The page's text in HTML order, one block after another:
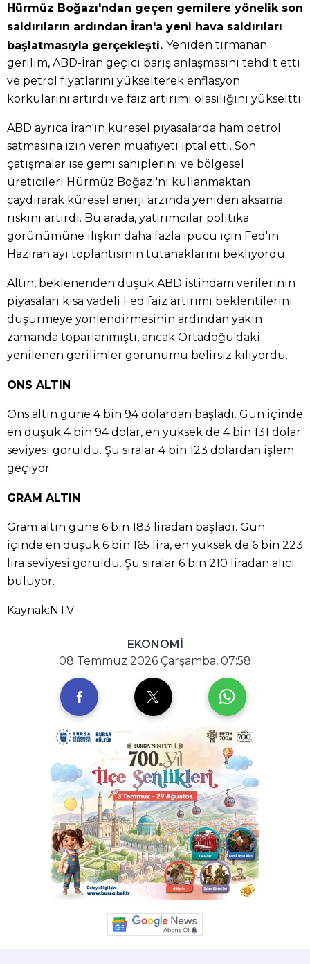
Hürmüz Boğazı'ndan geçen gemilere yönelik son
saldırıların ardından İran'a yeni hava saldırıları
başlatmasıyla gerçekleşti. Yeniden tırmanan
gerilim, ABD-İran geçici barış anlaşmasını tehdit etti
ve petrol fiyatlarını yükselterek enflasyon
korkularını artırdı ve faiz artırımı olasılığını yükseltti.
ABD ayrıca İran'ın küresel piyasalarda ham petrol
satmasına izin veren muafiyeti iptal etti. Son
çatışmalar ise gemi sahiplerini ve bölgesel
üreticileri Hürmüz Boğazı'nı kullanmaktan
caydırarak küresel enerji arzında yeniden aksama
riskini artırdı. Bu arada, yatırımcılar politika
görünümüne ilişkin daha fazla ipucu için Fed'in
Haziran ayı toplantısının tutanaklarını bekliyordu.
Altın, beklenenden düşük ABD istihdam verilerinin
piyasaları kısa vadeli Fed faiz artırımı beklentilerini
düşürmeye yönlendirmesinin ardından yakın
zamanda toparlanmıştı, ancak Ortadoğu'daki
yenilenen gerilimler görünümü belirsiz kılıyordu.
ONS ALTIN
Ons altın güne 4 bin 94 dolardan başladı. Gün içinde
en düşük 4 bin 94 dolar, en yüksek de 4 bin 131 dolar
seviyesi görüldü. Şu sıralar 4 bin 123 dolardan işlem
geçiyor.
GRAM ALTIN
Gram altın güne 6 bin 183 liradan başladı. Gün
içinde en düşük 6 bin 165 lira, en yüksek de 6 bin 223
lira seviyesi görüldü. Şu sıralar 6 bin 210 liradan alıcı
buluyor.
Kaynak:NTV
EKONOMİ
08 Temmuz 2026 Çarşamba, 07:58